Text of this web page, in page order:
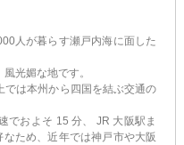
人が暮らす瀬戸内海に面した
光媚な地です。
では本州から四国を結ぶ交通の
でおよそ 15 分、 JR 大阪駅ま
ため、近年では神戸市や大阪